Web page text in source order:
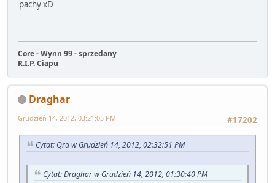
pachy xD
Core - Wynn 99 - sprzedany
R.I.P. Ciapu
Draghar
#17202
Grudzień 14, 2012, 03:21:05 PM
Cytat: Qra w Grudzień 14, 2012, 02:32:51 PM
Cytat: Draghar w Grudzień 14, 2012, 01:30:40 PM